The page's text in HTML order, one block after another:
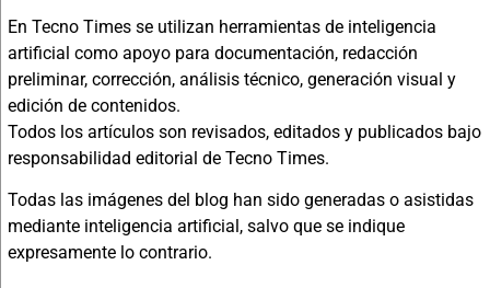
En Tecno Times se utilizan herramientas de inteligencia
artificial como apoyo para documentación, redacción
preliminar, corrección, análisis técnico, generación visual y
edición de contenidos.
Todos los artículos son revisados, editados y publicados bajo
responsabilidad editorial de Tecno Times.
Todas las imágenes del blog han sido generadas o asistidas
mediante inteligencia artificial, salvo que se indique
expresamente lo contrario.